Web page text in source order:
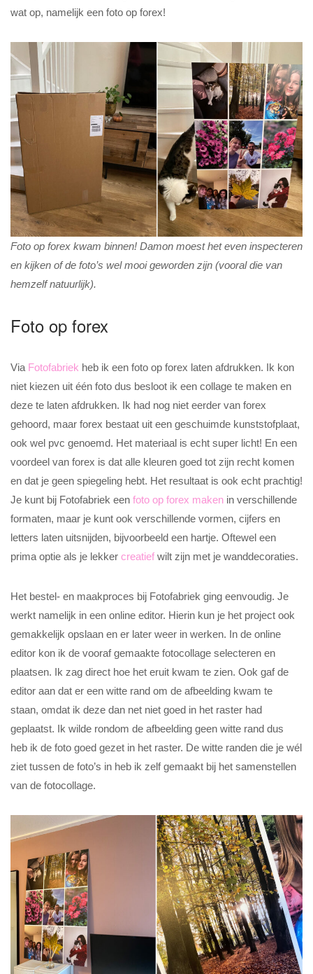
wat op, namelijk een foto op forex!
Foto op forex kwam binnen! Damon moest het even inspecteren
en kijken of de foto’s wel mooi geworden zijn (vooral die van
hemzelf natuurlijk).
Foto op forex
Via Fotofabriek heb ik een foto op forex laten afdrukken. Ik kon
niet kiezen uit één foto dus besloot ik een collage te maken en
deze te laten afdrukken. Ik had nog niet eerder van forex
gehoord, maar forex bestaat uit een geschuimde kunststofplaat,
ook wel pvc genoemd. Het materiaal is echt super licht! En een
voordeel van forex is dat alle kleuren goed tot zijn recht komen
en dat je geen spiegeling hebt. Het resultaat is ook echt prachtig!
Je kunt bij Fotofabriek een foto op forex maken in verschillende
formaten, maar je kunt ook verschillende vormen, cijfers en
letters laten uitsnijden, bijvoorbeeld een hartje. Oftewel een
prima optie als je lekker creatief wilt zijn met je wanddecoraties.
Het bestel- en maakproces bij Fotofabriek ging eenvoudig. Je
werkt namelijk in een online editor. Hierin kun je het project ook
gemakkelijk opslaan en er later weer in werken. In de online
editor kon ik de vooraf gemaakte fotocollage selecteren en
plaatsen. Ik zag direct hoe het eruit kwam te zien. Ook gaf de
editor aan dat er een witte rand om de afbeelding kwam te
staan, omdat ik deze dan net niet goed in het raster had
geplaatst. Ik wilde rondom de afbeelding geen witte rand dus
heb ik de foto goed gezet in het raster. De witte randen die je wél
ziet tussen de foto’s in heb ik zelf gemaakt bij het samenstellen
van de fotocollage.